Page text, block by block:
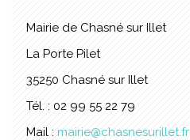
Mairie de Chasné sur Illet
La Porte Pilet
35250 Chasné sur Illet
Tél. : 02 99 55 22 79
Mail : mairie@chasnesurillet.fr